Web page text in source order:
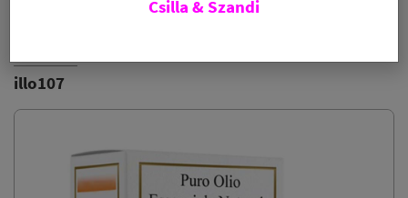
PALO SANTO ILLÓOLAJ
illo107
Csilla & Szandi